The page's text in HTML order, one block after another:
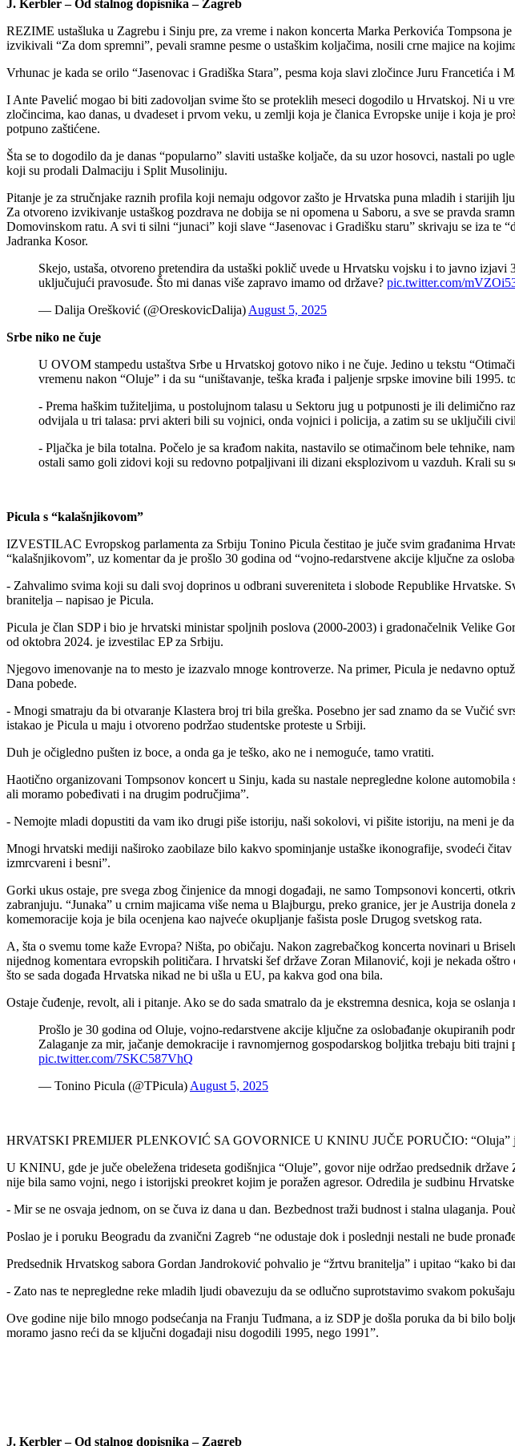
J. Kerbler – Od stalnog dopisnika – Zagreb
REZIME ustašluka u Zagrebu i Sinju pre, za vreme i nakon koncerta Marka Perkovića Tompsona
izvikivali “Za dom spremni”, pevali sramne pesme o ustaškim koljačima, nosili crne majice na
Vrhunac je kada se orilo “Jasenovac i Gradiška Stara”, pesma koja slavi zločince Juru Francetića
I Ante Pavelić mogao bi biti zadovoljan svime što se proteklih meseci dogodilo u Hrvatskoj. Ni u
zločincima, kao danas, u dvadeset i prvom veku, u zemlji koja je članica Evropske unije i koja je
potpuno zaštićene.
Šta se to dogodilo da je danas “popularno” slaviti ustaške koljače, da su uzor hosovci, nastali po
koji su prodali Dalmaciju i Split Musoliniju.
Pitanje je za stručnjake raznih profila koji nemaju odgovor zašto je Hrvatska puna mladih i
Za otvoreno izvikivanje ustaškog pozdrava ne dobija se ni opomena u Saboru, a sve se pravda
Domovinskom ratu. A svi ti silni “junaci” koji slave “Jasenovac i Gradišku staru” skrivaju se iza
Jadranka Kosor.
Skejo, ustaša, otvoreno pretendira da ustaški poklič uvede u Hrvatsku vojsku i to javno
uključujući pravosuđe. Što mi danas više zapravo imamo od države? pic.twitter.com/
— Dalija Orešković (@OreskovicDalija) August 5, 2025
Srbe niko ne čuje
U OVOM stampedu ustaštva Srbe u Hrvatskoj gotovo niko i ne čuje. Jedino u tekstu
vremenu nakon “Oluje” i da su “uništavanje, teška krađa i paljenje srpske imovine bili
- Prema haškim tužiteljima, u postolujnom talasu u Sektoru jug u potpunosti je ili delimično
odvijala u tri talasa: prvi akteri bili su vojnici, onda vojnici i policija, a zatim su se uključili
- Pljačka je bila totalna. Počelo je sa krađom nakita, nastavilo se otimačinom bele tehnike,
ostali samo goli zidovi koji su redovno potpaljivani ili dizani eksplozivom u vazduh. Krali su
Picula s “kalašnjikovom”
IZVESTILAC Evropskog parlamenta za Srbiju Tonino Picula čestitao je juče svim građanima
“kalašnjikovom”, uz komentar da je prošlo 30 godina od “vojno-redarstvene akcije ključne za
- Zahvalimo svima koji su dali svoj doprinos u odbrani suvereniteta i slobode Republike Hrvatske.
branitelja – napisao je Picula.
Picula je član SDP i bio je hrvatski ministar spoljnih poslova (2000-2003) i gradonačelnik Velike
od oktobra 2024. je izvestilac EP za Srbiju.
Njegovo imenovanje na to mesto je izazvalo mnoge kontroverze. Na primer, Picula je nedavno
Dana pobede.
- Mnogi smatraju da bi otvaranje Klastera broj tri bila greška. Posebno jer sad znamo da se Vučić
istakao je Picula u maju i otvoreno podržao studentske proteste u Srbiji.
Duh je očigledno pušten iz boce, a onda ga je teško, ako ne i nemoguće, tamo vratiti.
Haotično organizovani Tompsonov koncert u Sinju, kada su nastale nepregledne kolone
ali moramo pobeđivati i na drugim područjima”.
- Nemojte mladi dopustiti da vam iko drugi piše istoriju, naši sokolovi, vi pišite istoriju, na meni je
Mnogi hrvatski mediji naširoko zaobilaze bilo kakvo spominjanje ustaške ikonografije, svodeći
izmrcvareni i besni”.
Gorki ukus ostaje, pre svega zbog činjenice da mnogi događaji, ne samo Tompsonovi koncerti,
zabranjuju. “Junaka” u crnim majicama više nema u Blajburgu, preko granice, jer je Austrija
komemoracije koja je bila ocenjena kao najveće okupljanje fašista posle Drugog svetskog rata.
A, šta o svemu tome kaže Evropa? Ništa, po običaju. Nakon zagrebačkog koncerta novinari u
nijednog komentara evropskih političara. I hrvatski šef države Zoran Milanović, koji je nekada
što se sada događa Hrvatska nikad ne bi ušla u EU, pa kakva god ona bila.
Ostaje čuđenje, revolt, ali i pitanje. Ako se do sada smatralo da je ekstremna desnica, koja se
Prošlo je 30 godina od Oluje, vojno-redarstvene akcije ključne za oslobađanje okupiranih
Zalaganje za mir, jačanje demokracije i ravnomjernog gospodarskog boljitka trebaju biti
pic.twitter.com/7SKC587VhQ
— Tonino Picula (@TPicula) August 5, 2025
HRVATSKI PREMIJER PLENKOVIĆ SA GOVORNICE U KNINU JUČE PORUČIO: “Oluja”
U KNINU, gde je juče obeležena trideseta godišnjica “Oluje”, govor nije održao predsednik
nije bila samo vojni, nego i istorijski preokret kojim je poražen agresor. Odredila je sudbinu
- Mir se ne osvaja jednom, on se čuva iz dana u dan. Bezbednost traži budnost i stalna ulaganja.
Poslao je i poruku Beogradu da zvanični Zagreb “ne odustaje dok i poslednji nestali ne bude
Predsednik Hrvatskog sabora Gordan Jandroković pohvalio je “žrtvu branitelja” i upitao “kako bi
- Zato nas te nepregledne reke mladih ljudi obavezuju da se odlučno suprotstavimo svakom
Ove godine nije bilo mnogo podsećanja na Franju Tuđmana, a iz SDP je došla poruka da bi bilo
moramo jasno reći da se ključni događaji nisu dogodili 1995, nego 1991”.
J. Kerbler – Od stalnog dopisnika – Zagreb